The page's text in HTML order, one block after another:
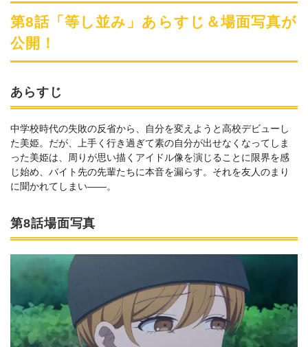
第8話「等し並み」あらすじ＆場面写真が
公開！
あらすじ
中学校時代の失敗の反省から、自分を変えようと高校デビューし
た美姫。だが、上手く行き過ぎて素の自分が出せなくなってしま
った美姫は、周りが思い描くアイドル像を演じることに限界を感
じ始め、バイト先の先輩たちに本音を漏らす。それを友人のまり
に聞かれてしまい――。
第8話場面写真